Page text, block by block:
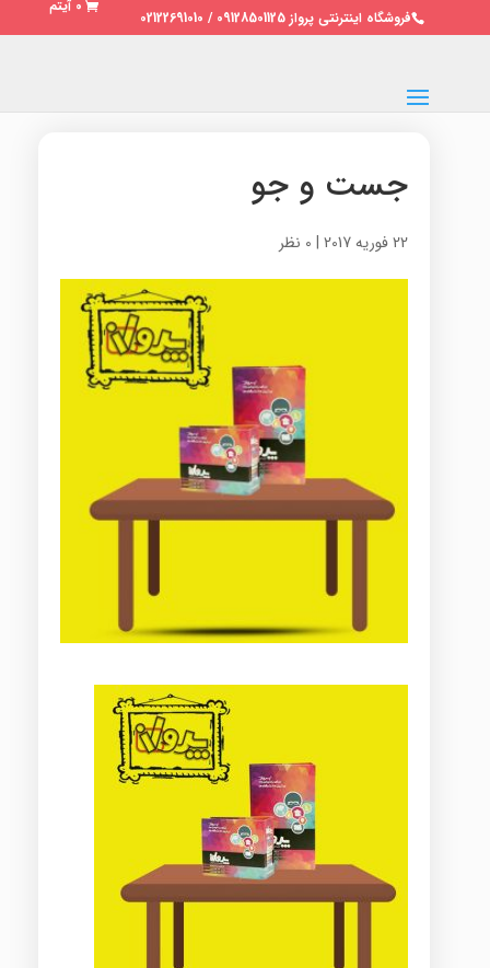
فروشگاه اینترنتی پرواز 09128501125 / 02122691010
0 آیتم
جست و جو
22 فوریه 2017 | 0 نظر